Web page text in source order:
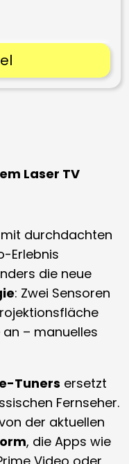
Laser TV
durchdachten
Erlebnis
die neue
: Zwei Sensoren
– manuelles
Tuners ersetzt
Fernseher.
der aktuellen
, die Apps wie